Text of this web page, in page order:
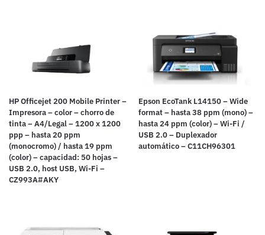
HP Officejet 200 Mobile Printer –
Impresora – color – chorro de
tinta – A4/Legal – 1200 x 1200
ppp – hasta 20 ppm
(monocromo) / hasta 19 ppm
(color) – capacidad: 50 hojas –
USB 2.0, host USB, Wi-Fi –
CZ993A#AKY
Epson EcoTank L14150 – Wide
format – hasta 38 ppm (mono) –
hasta 24 ppm (color) – Wi-Fi /
USB 2.0 – Duplexador
automático – C11CH96301